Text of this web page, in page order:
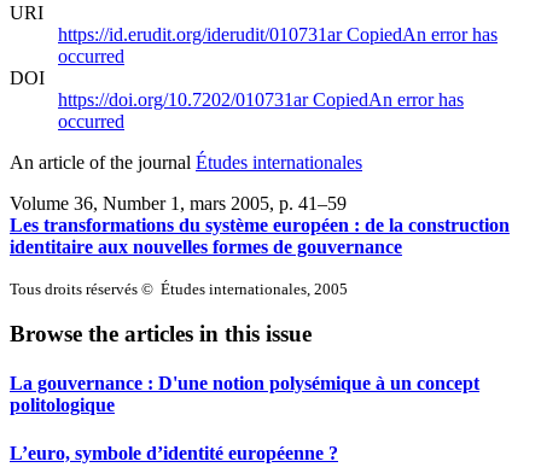
URI
https://id.erudit.org/iderudit/010731arCopiedAn error has
occurred
DOI
https://doi.org/10.7202/010731arCopiedAn error has
occurred
An article of the journal Études internationales
Volume 36, Number 1, mars 2005, p. 41–59
Les transformations du système européen : de la construction
identitaire aux nouvelles formes de gouvernance
Tous droits réservés © Études internationales, 2005
Browse the articles in this issue
La gouvernance : D'une notion polysémique à un concept
politologique
L’euro, symbole d’identité européenne ?